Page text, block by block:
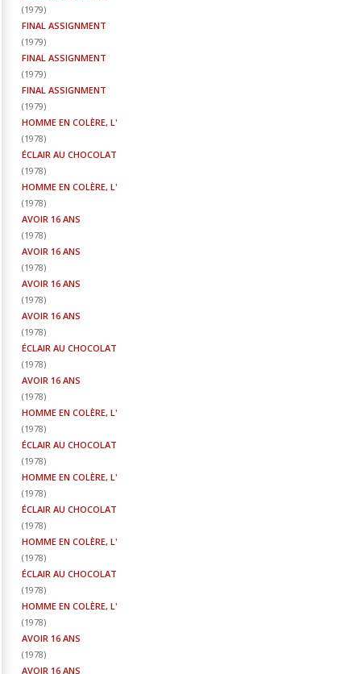
(1979)
FINAL ASSIGNMENT
(1979)
FINAL ASSIGNMENT
(1979)
FINAL ASSIGNMENT
(1979)
HOMME EN COLÈRE, L'
(1978)
ÉCLAIR AU CHOCOLAT
(1978)
HOMME EN COLÈRE, L'
(1978)
AVOIR 16 ANS
(1978)
AVOIR 16 ANS
(1978)
AVOIR 16 ANS
(1978)
AVOIR 16 ANS
(1978)
ÉCLAIR AU CHOCOLAT
(1978)
AVOIR 16 ANS
(1978)
HOMME EN COLÈRE, L'
(1978)
ÉCLAIR AU CHOCOLAT
(1978)
HOMME EN COLÈRE, L'
(1978)
ÉCLAIR AU CHOCOLAT
(1978)
HOMME EN COLÈRE, L'
(1978)
ÉCLAIR AU CHOCOLAT
(1978)
HOMME EN COLÈRE, L'
(1978)
AVOIR 16 ANS
(1978)
AVOIR 16 ANS